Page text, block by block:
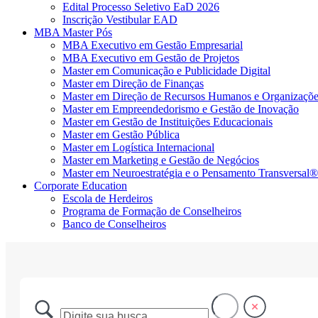
Edital Processo Seletivo EaD 2026
Inscrição Vestibular EAD
MBA Master Pós
MBA Executivo em Gestão Empresarial
MBA Executivo em Gestão de Projetos
Master em Comunicação e Publicidade Digital
Master em Direção de Finanças
Master em Direção de Recursos Humanos e
Master em Empreendedorismo e Gestão de Inovação
Master em Gestão de Instituições Educacionais
Master em Gestão Pública
Master em Logística Internacional
Master em Marketing e Gestão de Negócios
Master em Neuroestratégia e o Pensamento Transversal®
Corporate Education
Escola de Herdeiros
Programa de Formação de Conselheiros
Banco de Conselheiros